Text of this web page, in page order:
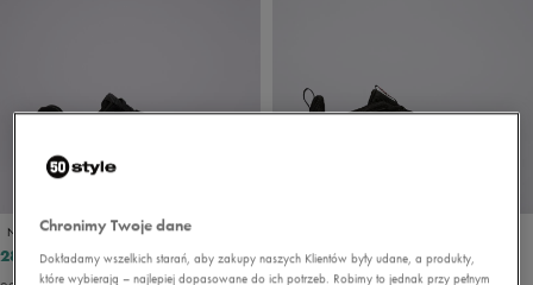
NEW BALANCE LI ML373V2
299,99 zł
289,99 zł 299,99 zł
239,99 zł
Chronimy Twoje dane
Dokładamy wszelkich starań, aby zakupy naszych Klientów były udane, a produkty,
które wybierają – najlepiej dopasowane do ich potrzeb. Robimy to jednak przy pełnym